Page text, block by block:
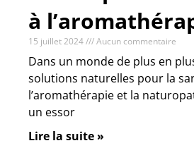
à
15 juillet 2024 Aucun commentaire
Dans un monde de plus en
solutions naturelles pour la
l’aromathérapie et la
un essor
Lire la suite »